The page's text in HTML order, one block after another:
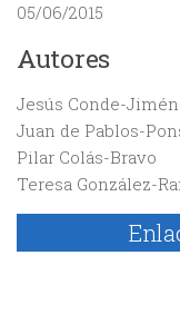
05/06/2015
Autores
Jesús Conde-
Juan de Pablos-
Pilar Colás-Bravo
Teresa González-